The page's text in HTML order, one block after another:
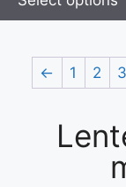
← 1 2 3